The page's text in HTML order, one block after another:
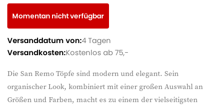
Die San Remo Töpfe sind modern und elegant. Sein
organischer Look, kombiniert mit einer großen Auswahl an
Größen und Farben, macht es zu einem der vielseitigsten
Momentan nicht verfügbar
Versanddatum von:4 Tagen
Versandkosten:Kostenlos ab 75,-